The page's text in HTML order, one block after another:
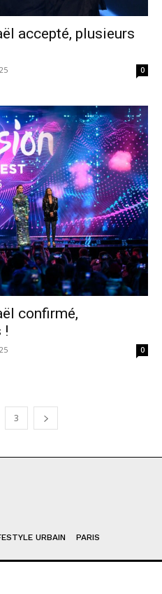
accepté, plusieurs
0
confirmé,
!
0
3
URBAIN PARIS